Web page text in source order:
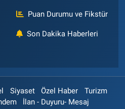
Puan Durumu ve Fikstür
Son Dakika Haberleri
Siyaset Özel Haber
Turizm
İlan - Duyuru- Mesaj